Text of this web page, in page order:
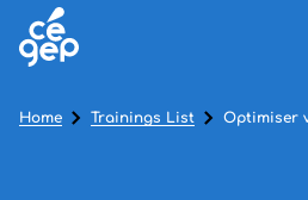
Home Trainings List